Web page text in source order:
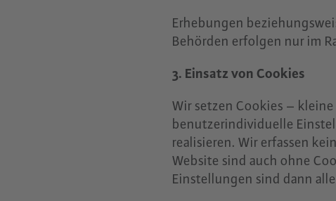
Erhebungen
Behörden erfolgen nur im
3. Einsatz von Cookies
Wir setzen Cookies –
benutzerindividuelle
realisieren. Wir erfassen
Website sind auch ohne
Einstellungen sind dann